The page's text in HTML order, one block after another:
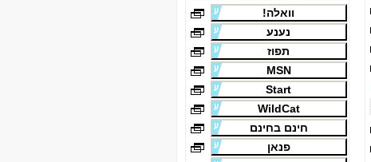
וואלה!
נענע
תפוז
MSN
Start
WildCat
חינם בחינם
פנאן